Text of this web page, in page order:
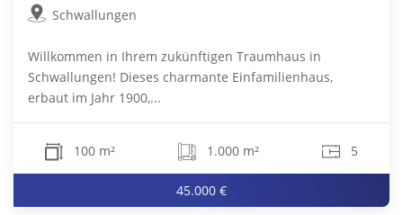
Schwallungen
Willkommen in Ihrem zukünftigen Traumhaus in
Schwallungen! Dieses charmante Einfamilienhaus,
erbaut im Jahr 1900,...
100 m² 1.000 m² 5
45.000 €